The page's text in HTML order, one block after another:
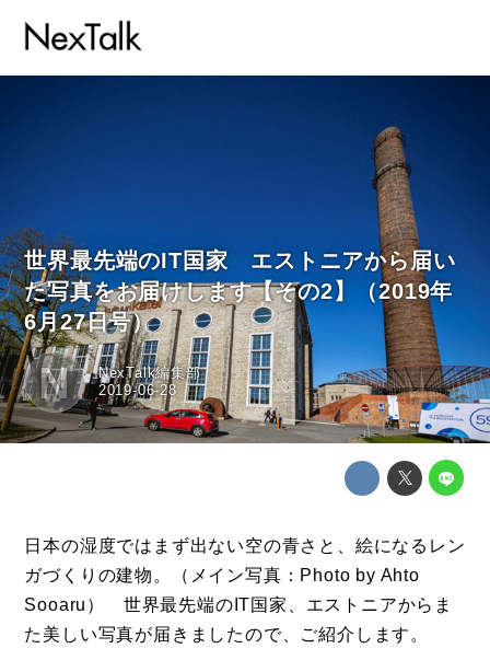
世界最先端のIT国家 エストニアから届い
た写真をお届けします【その2】（2019年
6月27日号）
N 2019-06-28
NexTalk編集部
日本の湿度ではまず出ない空の青さと、絵になるレン
ガづくりの建物。（メイン写真：Photo by Ahto
Sooaru） 世界最先端のIT国家、エストニアからま
た美しい写真が届きましたので、ご紹介します。